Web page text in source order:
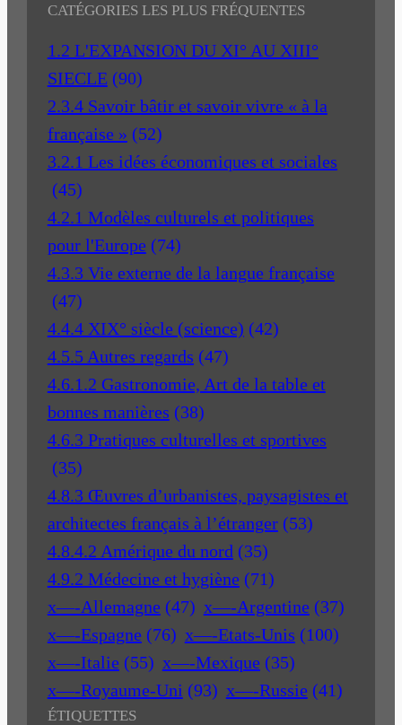
CATÉGORIES LES PLUS FRÉQUENTES
1.2 L'EXPANSION DU XI° AU XIII°
SIECLE (90)
2.3.4 Savoir bâtir et savoir vivre « à la
française » (52)
3.2.1 Les idées économiques et sociales
(45)
4.2.1 Modèles culturels et politiques
pour l'Europe (74)
4.3.3 Vie externe de la langue française
(47)
4.4.4 XIX° siècle (science) (42)
4.5.5 Autres regards (47)
4.6.1.2 Gastronomie, Art de la table et
bonnes manières (38)
4.6.3 Pratiques culturelles et sportives
(35)
4.8.3 Œuvres d’urbanistes, paysagistes et
architectes français à l’étranger (53)
4.8.4.2 Amérique du nord (35)
4.9.2 Médecine et hygiène (71)
x—-Allemagne (47) x—-Argentine (37)
x—-Espagne (76) x—-Etats-Unis (100)
x—-Italie (55) x—-Mexique (35)
x—-Royaume-Uni (93) x—-Russie (41)
ÉTIQUETTES